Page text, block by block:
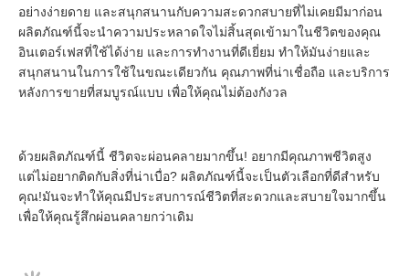
อย่างง่ายดาย และสนุกสนานกับความสะดวกสบายที่ไม่เคยมีมาก่อน
ผลิตภัณฑ์นี้จะนําความประหลาดใจไม่สิ้นสุดเข้ามาในชีวิตของคุณ
อินเตอร์เฟสที่ใช้ได้ง่าย และการทํางานที่ดีเยี่ยม ทําให้มันง่ายและ
สนุกสนานในการใช้ในขณะเดียวกัน คุณภาพที่น่าเชื่อถือ และบริการ
หลังการขายที่สมบูรณ์แบบ เพื่อให้คุณไม่ต้องกังวล
ด้วยผลิตภัณฑ์นี้ ชีวิตจะผ่อนคลายมากขึ้น! อยากมีคุณภาพชีวิตสูง
แต่ไม่อยากติดกับสิ่งที่น่าเบื่อ? ผลิตภัณฑ์นี้จะเป็นตัวเลือกที่ดีสําหรับ
คุณ!มันจะทําให้คุณมีประสบการณ์ชีวิตที่สะดวกและสบายใจมากขึ้น
เพื่อให้คุณรู้สึกผ่อนคลายกว่าเดิม